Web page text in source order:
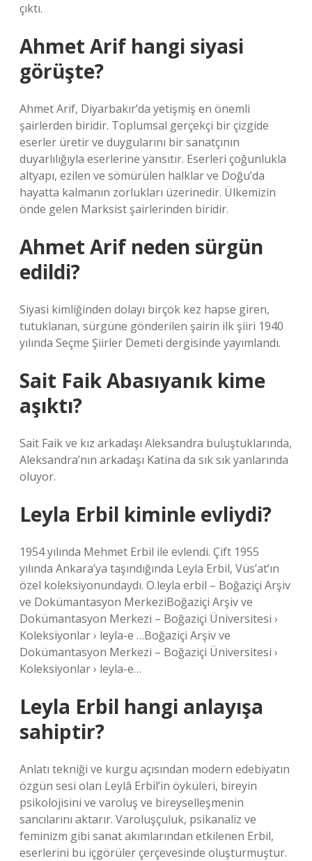
çıktı.
Ahmet Arif hangi siyasi
görüşte?
Ahmet Arif, Diyarbakır’da yetişmiş en önemli
şairlerden biridir. Toplumsal gerçekçi bir çizgide
eserler üretir ve duygularını bir sanatçının
duyarlılığıyla eserlerine yansıtır. Eserleri çoğunlukla
altyapı, ezilen ve sömürülen halklar ve Doğu’da
hayatta kalmanın zorlukları üzerinedir. Ülkemizin
önde gelen Marksist şairlerinden biridir.
Ahmet Arif neden sürgün
edildi?
Siyasi kimliğinden dolayı birçok kez hapse giren,
tutuklanan, sürgüne gönderilen şairin ilk şiiri 1940
yılında Seçme Şiirler Demeti dergisinde yayımlandı.
Sait Faik Abasıyanık kime
aşıktı?
Sait Faik ve kız arkadaşı Aleksandra buluştuklarında,
Aleksandra’nın arkadaşı Katina da sık sık yanlarında
oluyor.
Leyla Erbil kiminle evliydi?
1954 yılında Mehmet Erbil ile evlendi. Çift 1955
yılında Ankara’ya taşındığında Leyla Erbil, Vüs’at’ın
özel koleksiyonundaydı. O.leyla erbil – Boğaziçi Arşiv
ve Dokümantasyon MerkeziBoğaziçi Arşiv ve
Dokümantasyon Merkezi – Boğaziçi Üniversitesi ›
Koleksiyonlar › leyla-e …Boğaziçi Arşiv ve
Dokümantasyon Merkezi – Boğaziçi Üniversitesi ›
Koleksiyonlar › leyla-e…
Leyla Erbil hangi anlayışa
sahiptir?
Anlatı tekniği ve kurgu açısından modern edebiyatın
özgün sesi olan Leylâ Erbil’in öyküleri, bireyin
psikolojisini ve varoluş ve bireyselleşmenin
sancılarını aktarır. Varoluşçuluk, psikanaliz ve
feminizm gibi sanat akımlarından etkilenen Erbil,
eserlerini bu içgörüler çerçevesinde oluşturmuştur.